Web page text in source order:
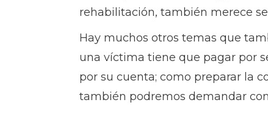
rehabilitación, también merece
Hay muchos otros temas que
una víctima tiene que pagar por
por su cuenta; como preparar la
también podremos demandar